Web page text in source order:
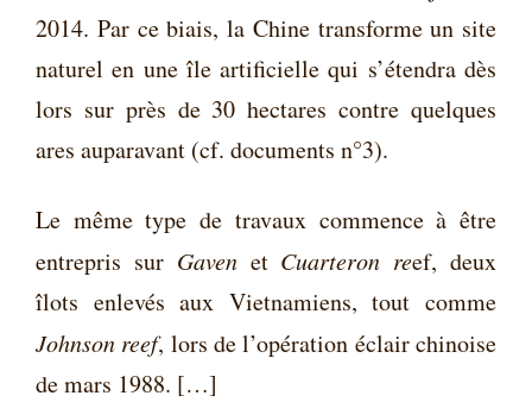
2014. Par ce biais, la Chine transforme un site
naturel en une île artificielle qui s’étendra dès
lors sur près de 30 hectares contre quelques
ares auparavant (cf. documents n°3).
Le même type de travaux commence à être
entrepris sur Gavenet Cuarteron reef, deux
îlots enlevés aux Vietnamiens, tout comme
Johnson reef, lors de l’opération éclair chinoise
de mars 1988. […]